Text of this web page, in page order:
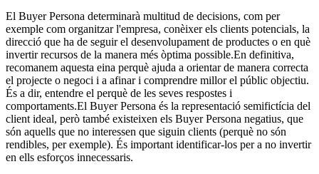
El Buyer Persona determinarà multitud de decisions, com per
exemple com organitzar l'empresa, conèixer els clients potencials, la
direcció que ha de seguir el desenvolupament de productes o en què
invertir recursos de la manera més òptima possible.En definitiva,
recomanem aquesta eina perquè ajuda a orientar de manera correcta
el projecte o negoci i a afinar i comprendre millor el públic objectiu.
És a dir, entendre el perquè de les seves respostes i
comportaments.El Buyer Persona és la representació semifictícia del
client ideal, però també existeixen els Buyer Persona negatius, que
són aquells que no interessen que siguin clients (perquè no són
rendibles, per exemple). És important identificar-los per a no invertir
en ells esforços innecessaris.